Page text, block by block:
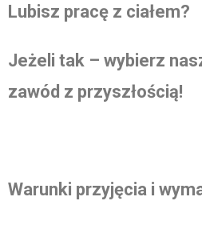
Lubisz pracę z ciałem?
Jeżeli tak – wybierz
zawód z przyszłością!
Warunki przyjęcia i